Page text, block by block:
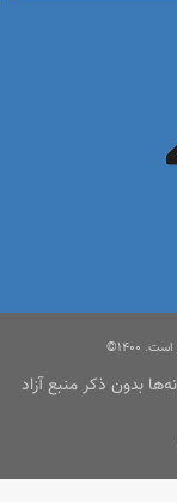
۱400©
بدون ذکر منبع آزاد